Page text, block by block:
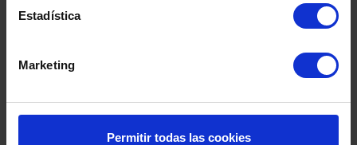
Estadística
Marketing
Permitir todas las cookies
Código postal